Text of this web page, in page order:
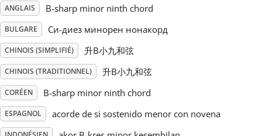
Svenska
Tiếng Việt
Türkçe
ANGLAIS B-sharp minor ninth chord
BULGARE Си-диез минорен нонакорд
CHINOIS (SIMPLIFIÉ) 升B小九和弦
CHINOIS (TRADITIONNEL) 升B小九和弦
CORÉEN B-sharp minor ninth chord
ESPAGNOL acorde de si sostenido menor con novena